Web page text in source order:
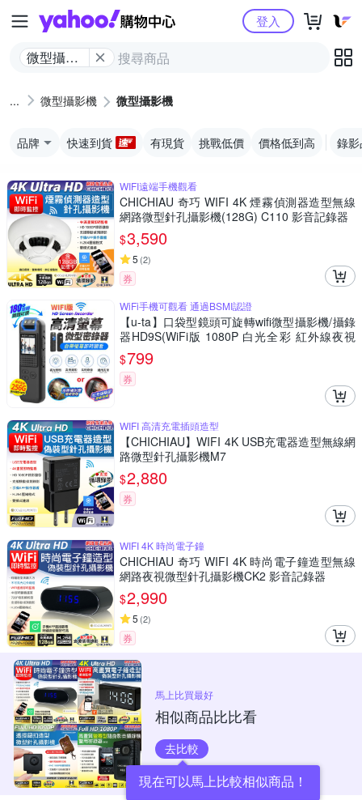
Yahoo購物中心
微型攝影
登入
微型攝影機 微型攝影機
品牌 快速到貨 有現貨 挑戰低價 價格低到高 錄
WIFI遠端手機觀看
CHICHIAU 奇巧 WIFI 4K 煙霧偵測器造型無線
網路微型針孔攝影機(128G) C110 影音記錄器
$3,590
5 (2)
券
WiFi手機可觀看 通過BSMI認證
【u-ta】口袋型鏡頭可旋轉wifi微型攝影機/攝錄
器HD9S(WiFi版 1080P 白光全彩 紅外線夜視
可選)
$799
券
WIFI 高清充電插頭造型
【CHICHIAU】WIFI 4K USB充電器造型無線網
路微型針孔攝影機M7
$2,880
券
WIFI 4K 時尚電子鐘
CHICHIAU 奇巧 WIFI 4K 時尚電子鐘造型無線
網路夜視微型針孔攝影機CK2 影音記錄器
$2,990
5 (2)
券
馬上比買最好
相似商品比比看
去比較
現在可以馬上比較相似商品！